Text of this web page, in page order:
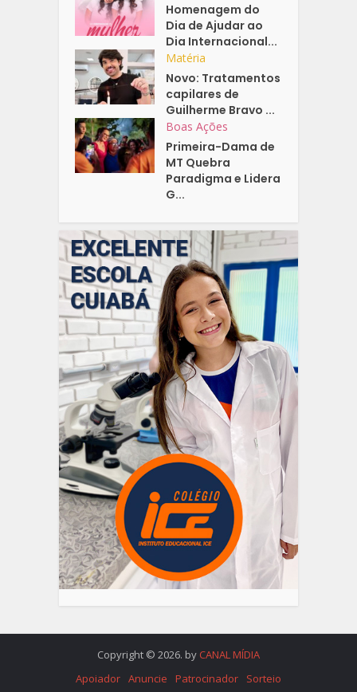
Homenagem do
Dia de Ajudar ao
Dia Internacional...
Matéria
Novo: Tratamentos
capilares de
Guilherme Bravo ...
Boas Ações
Primeira-Dama de
MT Quebra
Paradigma e Lidera
G...
Copyright © 2026. by CANAL MÍDIA
Apoiador Anuncie Patrocinador Sorteio